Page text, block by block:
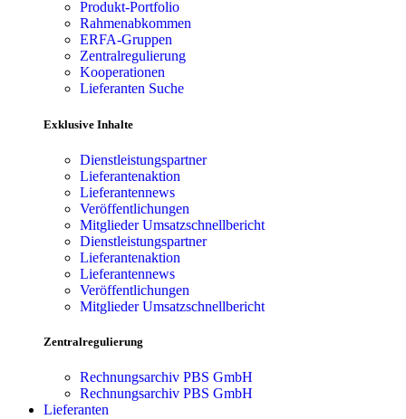
Produkt-Portfolio
Rahmenabkommen
ERFA-Gruppen
Zentralregulierung
Kooperationen
Lieferanten Suche
Exklusive Inhalte
Dienstleistungspartner
Lieferantenaktion
Lieferantennews
Veröffentlichungen
Mitglieder Umsatzschnellbericht
Dienstleistungspartner
Lieferantenaktion
Lieferantennews
Veröffentlichungen
Mitglieder Umsatzschnellbericht
Zentralregulierung
Rechnungsarchiv PBS GmbH
Rechnungsarchiv PBS GmbH
Lieferanten